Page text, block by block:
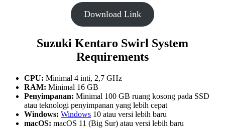
Download Link
Suzuki Kentaro Swirl System
Requirements
CPU: Minimal 4 inti, 2,7 GHz
RAM: Minimal 16 GB
Penyimpanan: Minimal 100 GB ruang kosong pada SSD
atau teknologi penyimpanan yang lebih cepat
Windows: Windows 10 atau versi lebih baru
macOS: macOS 11 (Big Sur) atau versi lebih baru